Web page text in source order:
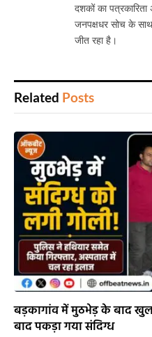
दशकों का
जनपक्षधर सोच के
जीत रहा है।
Related Posts
बड़कागांव में मुठभेड़ के बाद
बाद पकड़ा गया संदिग्ध